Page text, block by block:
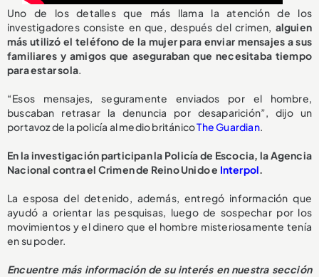
Uno de los detalles que más llama la atención de los
investigadores consiste en que, después del crimen, alguien
más utilizó el teléfono de la mujer para enviar mensajes a sus
familiares y amigos que aseguraban que necesitaba tiempo
para estar sola
“Esos mensajes, seguramente enviados por el hombre,
buscaban retrasar la denuncia por desaparición”, dijo un
portavoz de la policía al medio británicoThe Guardian.
En la investigación participan la Policía de Escocia, la Agencia
Nacional contra el Crimen de Reino Unido e Interpol
La esposa del detenido, además, entregó información que
ayudó a orientar las pesquisas, luego de sospechar por los
movimientos y el dinero que el hombre misteriosamente tenía
en su poder.
Encuentre más información de su interés en nuestra sección